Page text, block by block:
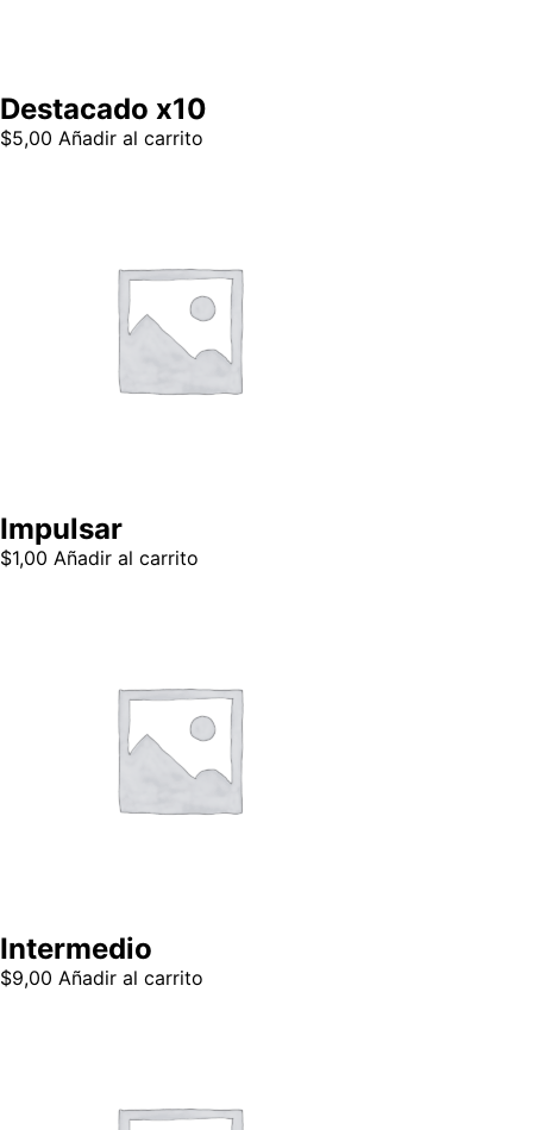
Destacado x10
$5,00 Añadir al carrito
Impulsar
$1,00 Añadir al carrito
Intermedio
$9,00 Añadir al carrito